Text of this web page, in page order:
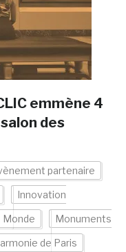
emmène 4
des
partenaire
Innovation
Monde Monuments
de Paris